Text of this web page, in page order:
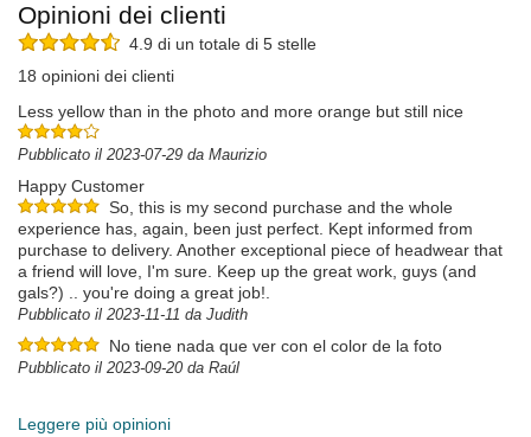
Opinioni dei clienti
4.9 di un totale di 5 stelle
18 opinioni dei clienti
Less yellow than in the photo and more orange but still nice
Pubblicato il 2023-07-29 da Maurizio
Happy Customer
So, this is my second purchase and the whole
experience has, again, been just perfect. Kept informed from
purchase to delivery. Another exceptional piece of headwear that
a friend will love, I'm sure. Keep up the great work, guys (and
gals?) .. you're doing a great job!.
Pubblicato il 2023-11-11 da Judith
No tiene nada que ver con el color de la foto
Pubblicato il 2023-09-20 da Raúl
Es un amarillo muy bonito, nada cantoso y la gorra es
Leggere più opinioni